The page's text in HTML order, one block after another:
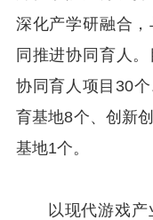
深化产学研融合
同推进协同育人
协同育人项目30
育基地8个、创新
基地1个。
以现代游戏